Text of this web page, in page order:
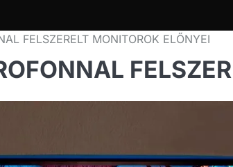
FELSZERELT MONITOROK ELŐNYEI